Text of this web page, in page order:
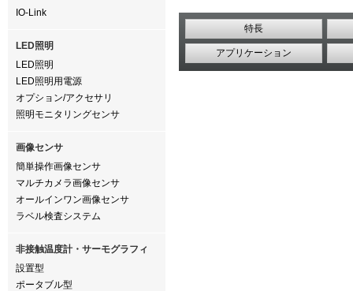
IO-Link
LED照明
LED照明
LED照明用電源
オプション/アクセサリ
照明モニタリングセンサ
画像センサ
簡単操作画像センサ
マルチカメラ画像センサ
オールインワン画像センサ
ラベル検査システム
非接触温度計・サーモグラフィ
設置型
ポータブル型
特長
アプリケーション